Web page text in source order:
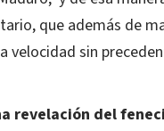
que además de
velocidad sin
revelación del